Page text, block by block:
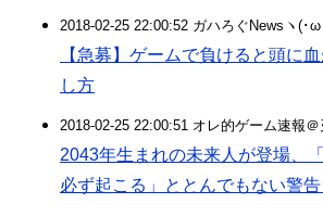
2018-02-25 22:00:52 ガハろぐNewsヽ(･ω
【急募】ゲームで負けると頭に
し方
2018-02-25 22:00:51 オレ的ゲーム速報＠
2043年生まれの未来人が登場、
必ず起こる」ととんでもない警告